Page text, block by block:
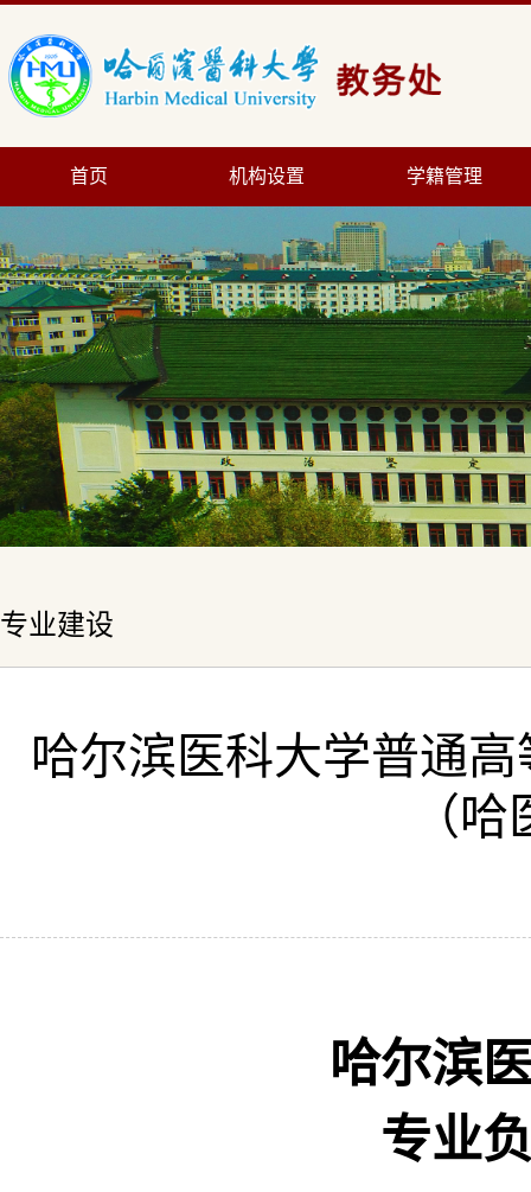
首页 机构设置 学籍管理
专业建设
哈尔滨医科大学普通
（
哈尔滨
专业